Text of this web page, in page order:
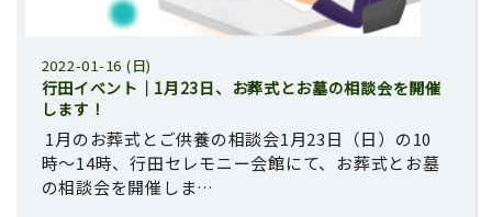
2022-01-16 (日)
行田イベント｜1月23日、お葬式とお墓の相談会を開催
します！
1月のお葬式とご供養の相談会1月23日（日）の10
時〜14時、行田セレモニー会館にて、お葬式とお墓
の相談会を開催しま…